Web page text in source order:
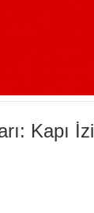
Kapı İzi